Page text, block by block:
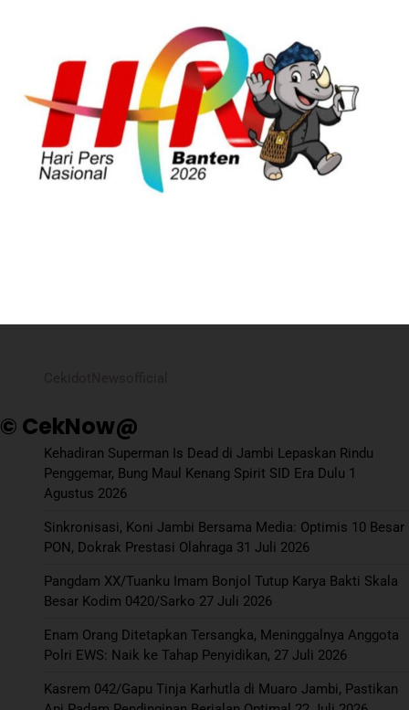
© CekNow@
Kehadiran Superman Is Dead di Jambi Lepaskan Rindu
Penggemar, Bung Maul Kenang Spirit SID Era Dulu 1
Agustus 2026
Sinkronisasi, Koni Jambi Bersama Media: Optimis 10 Besar
PON, Dokrak Prestasi Olahraga 31 Juli 2026
Pangdam XX/Tuanku Imam Bonjol Tutup Karya Bakti Skala
Besar Kodim 0420/Sarko 27 Juli 2026
Enam Orang Ditetapkan Tersangka, Meninggalnya Anggota
Polri EWS: Naik ke Tahap Penyidikan, 27 Juli 2026
Kasrem 042/Gapu Tinja Karhutla di Muaro Jambi, Pastikan